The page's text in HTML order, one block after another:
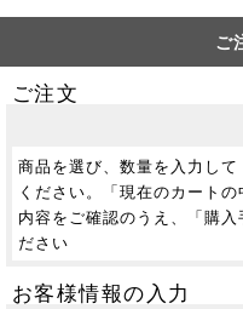
ご
ご注文
商品を選び、数量を入力し
ください。「現在のカート
内容をご確認のうえ、「購
ださい
お客様情報の入力